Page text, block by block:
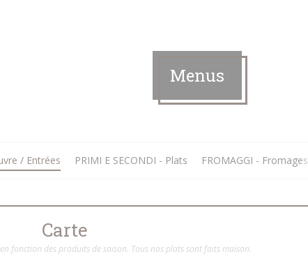
Menus
/ Entrées PRIMI E SECONDI - Plats FROMAGGI - Fromages
Carte
fonction des produits de saison. Tous nos plats sont faits maison.